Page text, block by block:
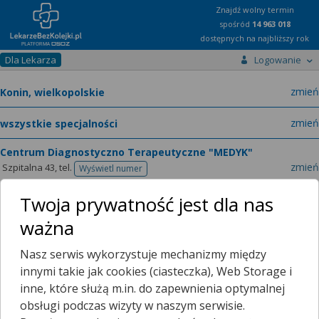
Znajdź wolny termin
spośród 14 963 018
dostępnych na najbliższy rok
Dla Lekarza Logowanie
zmień
zmień
Centrum Diagnostyczno Terapeutyczne "MEDYK"
Szpitalna 43,tel. Wyświetl numer
telefonu zmień
O placówce
Lokalizacja
+
Twoja prywatność jest dla nas
ważna
Nasz serwis wykorzystuje mechanizmy między
innymi takie jak cookies (ciasteczka), Web Storage i
inne, które służą m.in. do zapewnienia optymalnej
obsługi podczas wizyty w naszym serwisie.